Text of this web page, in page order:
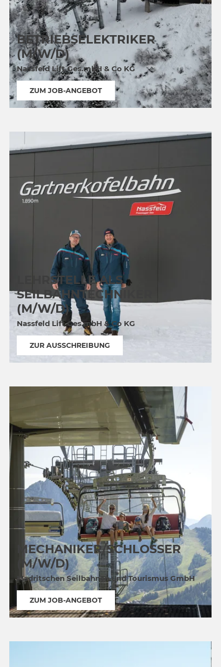
BETRIEBSELEKTRIKER
(M/W/D)
Nassfeld Lift Ges.mbH & Co KG
ZUM JOB-ANGEBOT
LEHRSTELLE ALS
SEILBAHNTECHNIKER
(M/W/D)
Nassfeld Lift Ges.mbH & Co KG
ZUR AUSSCHREIBUNG
MECHANIKER/SCHLOSSER
(M/W/D)
Madritschen Seilbahnen und Tourismus GmbH
ZUM JOB-ANGEBOT